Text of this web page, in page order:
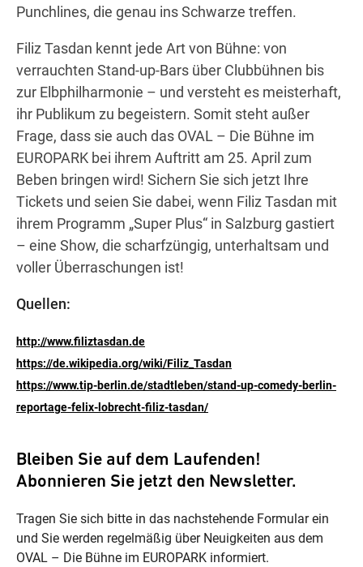
Punchlines, die genau ins Schwarze treffen.
Filiz Tasdan kennt jede Art von Bühne: von
verrauchten Stand-up-Bars über Clubbühnen bis
zur Elbphilharmonie – und versteht es meisterhaft,
ihr Publikum zu begeistern. Somit steht außer
Frage, dass sie auch das OVAL – Die Bühne im
EUROPARK bei ihrem Auftritt am 25. April zum
Beben bringen wird! Sichern Sie sich jetzt Ihre
Tickets und seien Sie dabei, wenn Filiz Tasdan mit
ihrem Programm „Super Plus“ in Salzburg gastiert
– eine Show, die scharfzüngig, unterhaltsam und
voller Überraschungen ist!
Quellen:
http://www.filiztasdan.de
https://de.wikipedia.org/wiki/Filiz_Tasdan
https://www.tip-berlin.de/stadtleben/stand-up-comedy-berlin-
reportage-felix-lobrecht-filiz-tasdan/
Bleiben Sie auf dem Laufenden!
Abonnieren Sie jetzt den Newsletter.
Tragen Sie sich bitte in das nachstehende Formular ein
und Sie werden regelmäßig über Neuigkeiten aus dem
OVAL – Die Bühne im EUROPARK informiert.